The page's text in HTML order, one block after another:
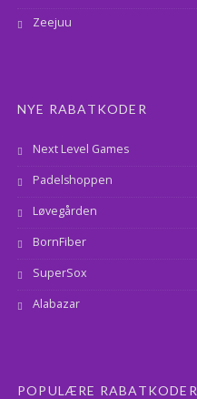
Zeejuu
NYE RABATKODER
Next Level Games
Padelshoppen
Løvegården
BornFiber
SuperSox
Alabazar
POPULÆRE RABATKODER